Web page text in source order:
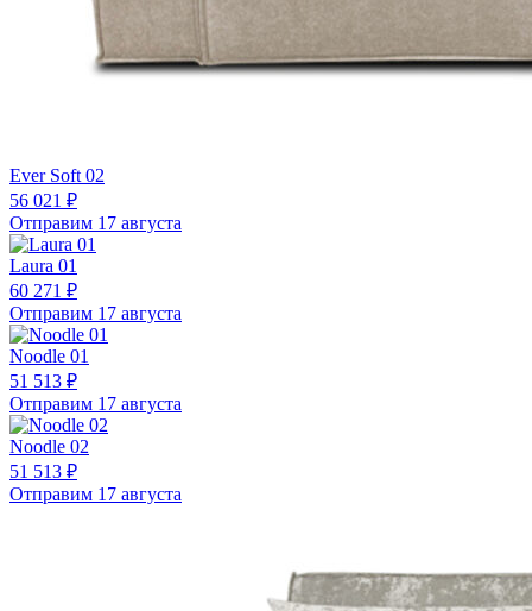
Ever Soft 02
56 021 ₽
Отправим 17 августа
Laura 01
60 271 ₽
Отправим 17 августа
Noodle 01
51 513 ₽
Отправим 17 августа
Noodle 02
51 513 ₽
Отправим 17 августа